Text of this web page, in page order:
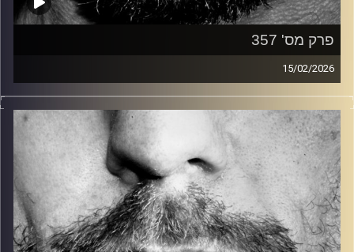
פרק מס' 357
15/02/2026
זיפים, מוזיקה מחוספסת של הופעות חיות. הרבה ג'אם, רוק,
בלוז, bluegrass, ג'אז, Fאנק, פרוגרסיב ואפילו אלקטרוניקה.
כל מה שחי, אמיתי ונושם.
עם שמוליק רגב.
קרדיט תמונות: David Goehring